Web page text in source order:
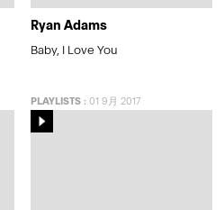
Ryan Adams
Baby, I Love You
PLAYLISTS:01 9月 2017